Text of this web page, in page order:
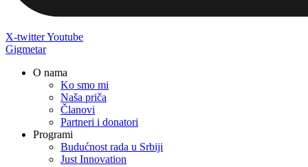
X-twitterYoutube
Gigmetar
O nama
Ko smo mi
Naša priča
Članovi
Partneri i donatori
Programi
Budućnost rada u Srbiji
Just Innovation